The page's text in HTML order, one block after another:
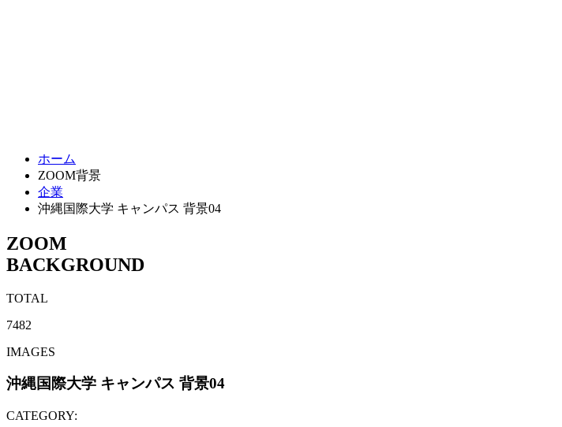
ホーム
ZOOM背景
企業
沖縄国際大学 キャンパス 背景04
ZOOM
BACKGROUND
TOTAL
7482
IMAGES
沖縄国際大学 キャンパス 背景04
CATEGORY: